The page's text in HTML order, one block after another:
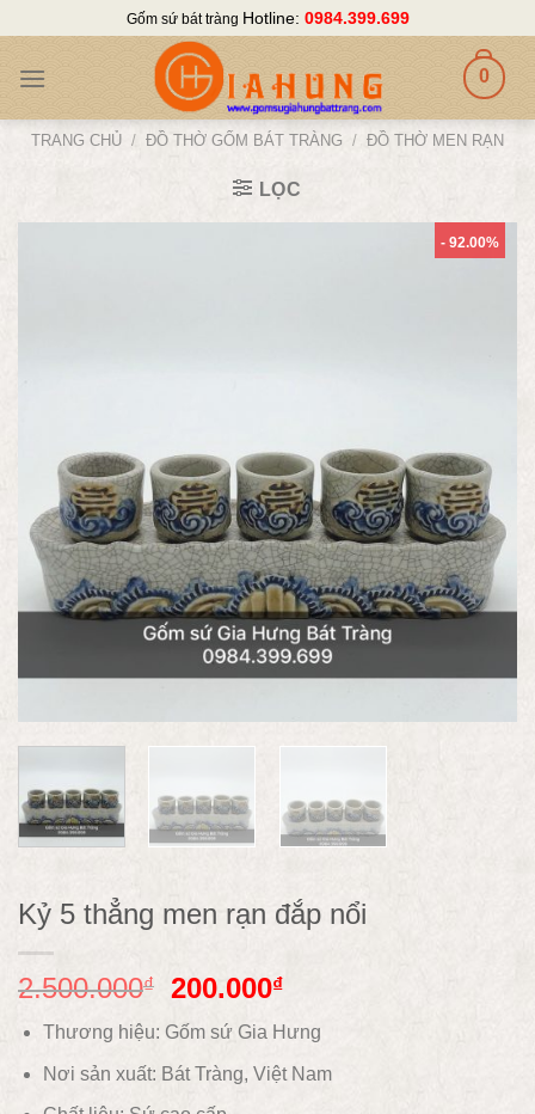
content
Gốm sứ bát tràng Hotline: 0984.399.699
0
TRANG CHỦ / ĐỒ THỜ GỐM BÁT TRÀNG / ĐỒ THỜ MEN RẠN
LỌC
- 92.00%
Kỷ 5 thẳng men rạn đắp nổi
2.500.000₫ 200.000₫
Thương hiệu: Gốm sứ Gia Hưng
Nơi sản xuất: Bát Tràng, Việt Nam